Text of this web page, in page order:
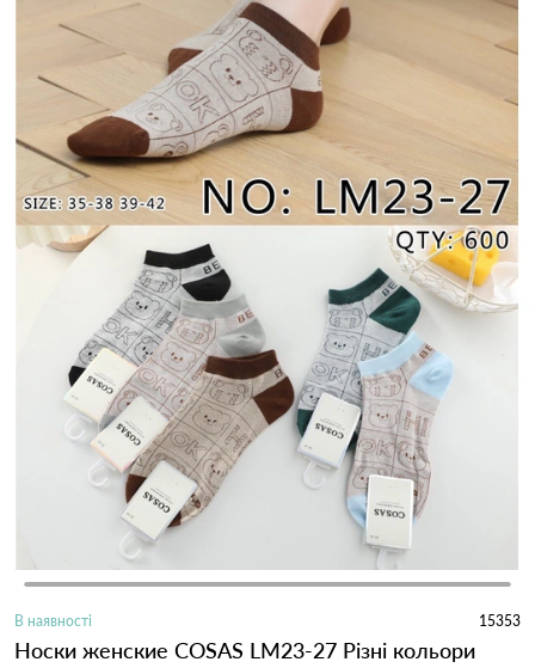
В наявності 15353
Носки женские COSAS LM23-27 Різні кольори